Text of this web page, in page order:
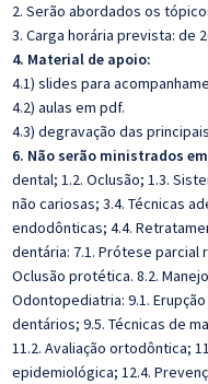
2. Serão abordados os
3. Carga horária prevista: de
4. Material de apoio:
4.1) slides para
4.2) aulas em pdf.
4.3) degravação das
6. Não serão ministrados
dental; 1.2. Oclusão; 1.3.
não cariosas; 3.4. Técnicas
endodônticas; 4.4.
dentária: 7.1. Prótese parcial
Oclusão protética. 8.2.
Odontopediatria: 9.1.
dentários; 9.5. Técnicas de
11.2. Avaliação ortodôntica;
epidemiológica; 12.4.